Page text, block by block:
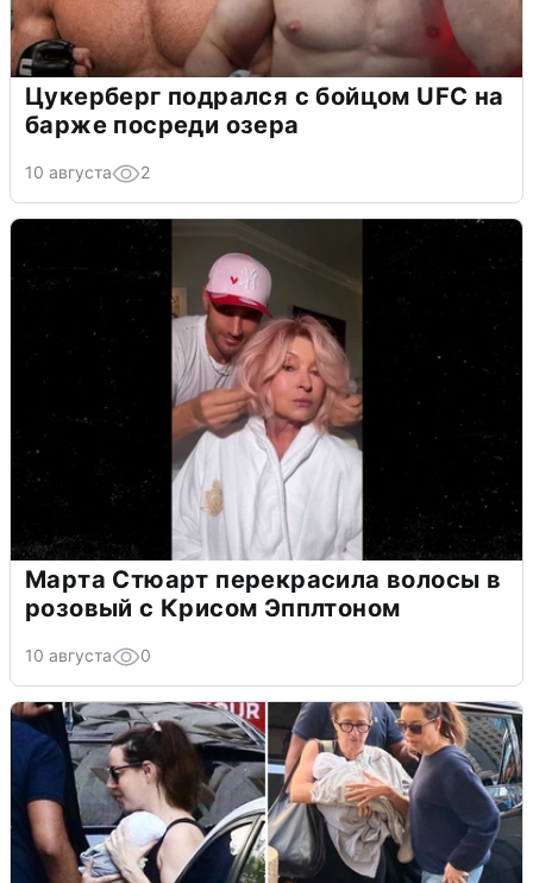
Цукерберг подрался с бойцом UFC на
барже посреди озера
10 августа 2
Марта Стюарт перекрасила волосы в
розовый с Крисом Эпплтоном
10 августа 0